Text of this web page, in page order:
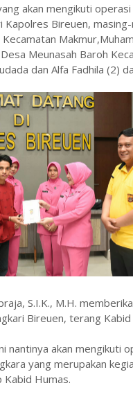
akan mengikuti
Bireuen,
Meunasah Baroh
dan Alfa Fadhila (2)
S.I.K., M.H.
Bireuen, terang Kabid
nantinya akan mengikuti
yang merupakan
Humas.